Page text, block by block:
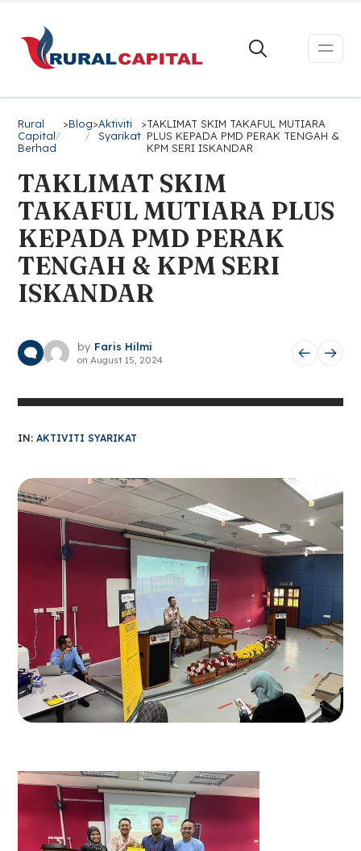
Rural
Capital
Berhad
>Blog>Aktiviti
Syarikat
>TAKLIMAT SKIM TAKAFUL MUTIARA
PLUS KEPADA PMD PERAK TENGAH &
KPM SERI ISKANDAR
TAKLIMAT SKIM
TAKAFUL MUTIARA PLUS
KEPADA PMD PERAK
TENGAH & KPM SERI
ISKANDAR
by Faris Hilmi
on August 15, 2024
IN: AKTIVITI SYARIKAT